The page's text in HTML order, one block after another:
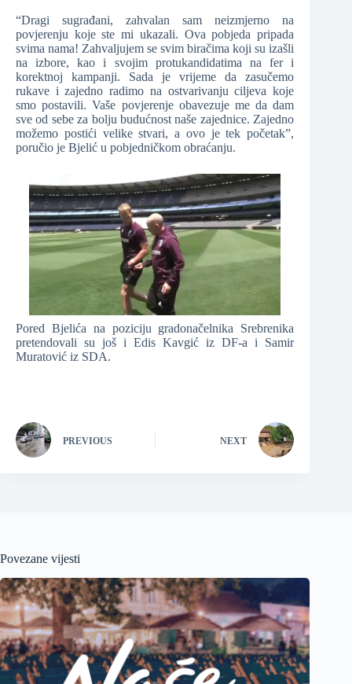
“Dragi sugrađani, zahvalan sam neizmjerno na
povjerenju koje ste mi ukazali. Ova pobjeda pripada
svima nama! Zahvaljujem se svim biračima koji su izašli
na izbore, kao i svojim protukandidatima na fer i
korektnoj kampanji. Sada je vrijeme da zasučemo
rukave i zajedno radimo na ostvarivanju ciljeva koje
smo postavili. Vaše povjerenje obavezuje me da dam
sve od sebe za bolju budućnost naše zajednice. Zajedno
možemo postići velike stvari, a ovo je tek početak”,
poručio je Bjelić u pobjedničkom obraćanju.
Pored Bjelića na poziciju gradonačelnika Srebrenika
pretendovali su još i Edis Kavgić iz DF-a i Samir
Muratović iz SDA.
PREVIOUS NEXT
Povezane vijesti